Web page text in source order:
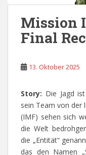
Mission
Final
13. Oktober 2025
Story: Die Jagd
sein Team von der
(IMF) sehen sich
die Welt
die „Entität“
das den Namen